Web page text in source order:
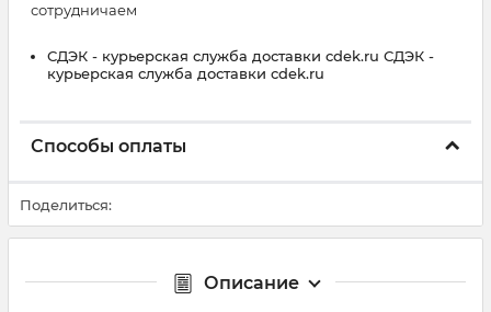
сотрудничаем
СДЭК - курьерская служба доставки cdek.ru СДЭК -
курьерская служба доставки cdek.ru
Способы оплаты
Поделиться:
Описание